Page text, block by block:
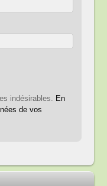
indésirables.
En
de vos